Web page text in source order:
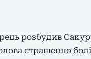
розбудив
страшенно